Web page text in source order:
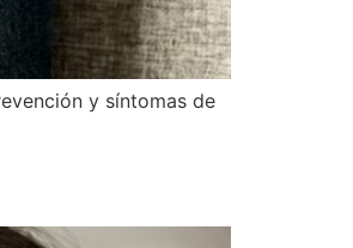
y síntomas de